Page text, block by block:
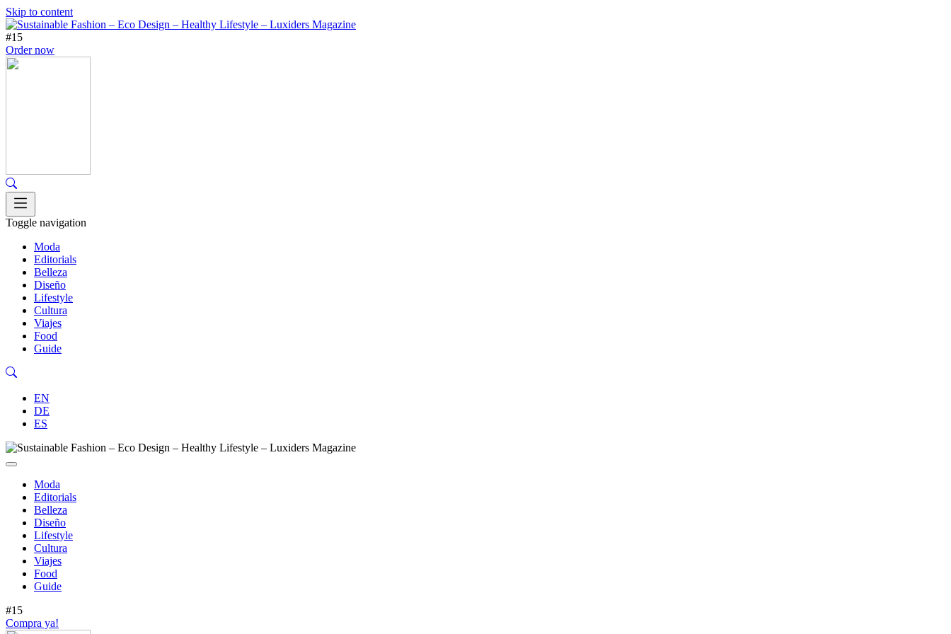
Skip to content
#15
Order now
Toggle navigation
Moda
Editorials
Belleza
Diseño
Lifestyle
Cultura
Viajes
Food
Guide
EN
DE
ES
Moda
Editorials
Belleza
Diseño
Lifestyle
Cultura
Viajes
Food
Guide
#15
Compra ya!